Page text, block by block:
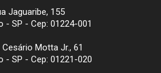
Jaguaribe, 155
- SP - Cep: 01224-001
Cesário Motta Jr., 61
- SP - Cep: 01221-020